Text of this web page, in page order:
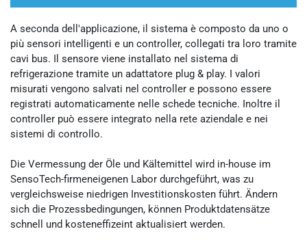
A seconda dell'applicazione, il sistema è composto da uno o
più sensori intelligenti e un controller, collegati tra loro tramite
cavi bus. Il sensore viene installato nel sistema di
refrigerazione tramite un adattatore plug & play. I valori
misurati vengono salvati nel controller e possono essere
registrati automaticamente nelle schede tecniche. Inoltre il
controller può essere integrato nella rete aziendale e nei
sistemi di controllo.
Die Vermessung der Öle und Kältemittel wird in-house im
SensoTech-firmeneigenen Labor durchgeführt, was zu
vergleichsweise niedrigen Investitionskosten führt. Ändern
sich die Prozessbedingungen, können Produktdatensätze
schnell und kosteneffizeint aktualisiert werden.